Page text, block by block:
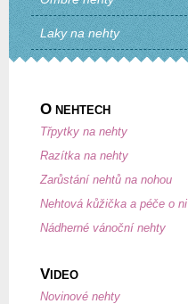
Laky na nehty
O NEHTECH
Třpytky na nehty
Razítka na nehty
Zarůstání nehtů na nohou
Nehtová kůžička a péče o ni
Nádherné vánoční nehty
V IDEO
Novinové nehty